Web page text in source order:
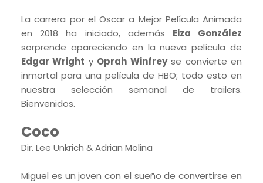
La carrera por el Oscar a Mejor Película Animada
en 2018 ha iniciado, además Eiza González
sorprende apareciendo en la nueva película de
Edgar Wright y Oprah Winfreyse convierte en
inmortal para una película de HBO; todo esto en
nuestra selección semanal de trailers.
Bienvenidos.
Coco
Dir. Lee Unkrich & Adrian Molina
Miguel es un joven con el sueño de convertirse en